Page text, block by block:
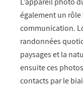
également un
communication.
randonnées
paysages et la
ensuite ces
contacts par le